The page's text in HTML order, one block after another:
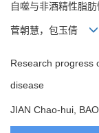
自噬与非酒精性脂
菅朝慧，包玉倩
Research progress
disease
JIAN Chao-hui,